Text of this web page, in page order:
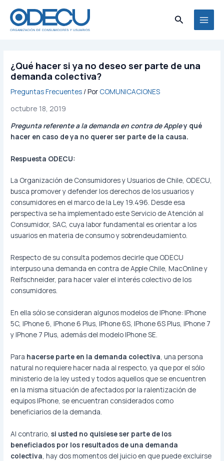
contenido
Buscar
¿Qué hacer si ya no deseo ser parte de una
demanda colectiva?
Preguntas Frecuentes / Por COMUNICACIONES
octubre 18, 2019
Pregunta referente a la demanda en contra de Appley qué
hacer en caso de ya no querer ser parte de la causa.
Respuesta ODECU:
La Organización de Consumidores y Usuarios de Chile, ODECU,
busca promover y defender los derechos de los usuarios y
consumidores en elmarco de la Ley 19.496. Desde esa
perspectiva se ha implementado este Servicio de Atención al
Consumidor, SAC, cuya labor fundamental es orientar a los
usuarios en materia de consumo y sobrendeudamiento.
Respecto de su consulta podemos decirle que ODECU
interpuso una demanda en contra de Apple Chile, MacOnline y
Reifschneider, para hacer valer el interés colectivo de los
consumidores.
En ella sólo se consideran algunos modelos de IPhone: IPhone
5C, IPhone 6, IPhone 6 Plus, IPhone 6S, IPhone 6S Plus, IPhone 7
y IPhone 7 Plus, además del modelo IPhone SE.
Para hacerse parte en la demanda colectiva, una persona
natural no requiere hacer nada al respecto, ya que por el sólo
ministerio de la ley usted y todos aquellos que se encuentren
en la misma situación de afectados por la ralentización de
equipos IPhone, se encuentran considerados como
beneficiarios de la demanda.
Al contrario,si usted no quisiese ser parte de los
beneficiados por los resultados de una demanda
colectiva, hay dos momentos del juicio en que puede excluirse